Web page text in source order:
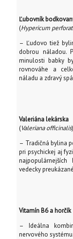
Ľubovník
(Hypericum
– Ľudovo tiež
dobrou náladou.
minulosti babky
rovnováhe a
náladu a zdravý
Valeriána lekárska
(Valeriana officinalis)
– Tradičná bylina
pri psychickej aj
vedecky
Vitamín B6 a horčík
– Ideálna
nervového